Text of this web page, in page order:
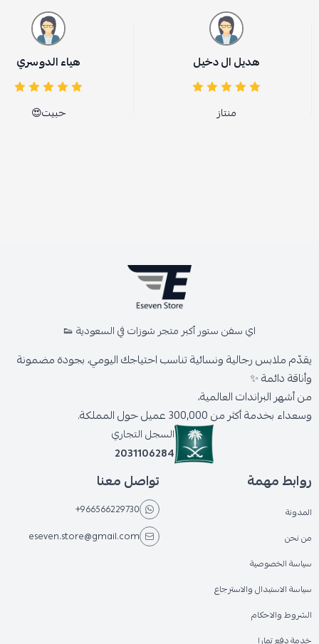
هديل ال دخيل
منتاز
هياء الدوسري
حبيت😍
اي سفن ستور أكبر متجر شوزات في السعودية 👟
يقدّم ملابس رجالية ونسائية تناسب احتياجك اليومي، بجودة مضمونة
وأناقة دائمة ✨
من أشهر البراندات العالمية،
وسعداء بخدمة أكثر من 300,000 عميل حول المملكة.
السجل التجاري
2031106284
روابط مهمة
المدونة
من نحن
سياسة الخصوصية
سياسة الاستبدال والاسترجاع
الشروط والاحكام
خدمة دفع تمارا
تواصل معنا
+966566229730
eseven.store@gmail.com